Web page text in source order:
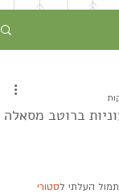
ברוטב מסאלה
העלתי לסטורי